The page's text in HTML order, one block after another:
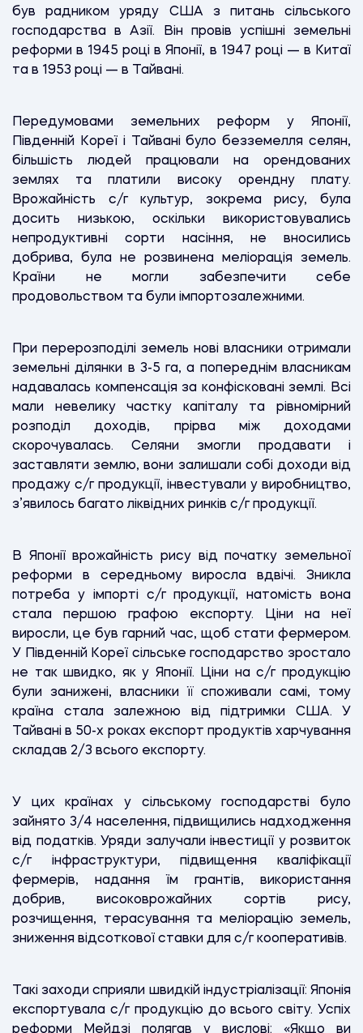
був радником уряду США з питань сільського
господарства в Азії. Він провів успішні земельні
реформи в 1945 році в Японії, в 1947 році — в Китаї
та в 1953 році — в Тайвані.
Передумовами земельних реформ у Японії,
Південній Кореї і Тайвані було безземелля селян,
більшість людей працювали на орендованих
землях та платили високу орендну плату.
Врожайність с/г культур, зокрема рису, була
досить низькою, оскільки використовувались
непродуктивні сорти насіння, не вносились
добрива, була не розвинена меліорація земель.
Країни не могли забезпечити себе
продовольством та були імпортозалежними.
При перерозподілі земель нові власники отримали
земельні ділянки в 3-5 га, а попереднім власникам
надавалась компенсація за конфісковані землі. Всі
мали невелику частку капіталу та рівномірний
розподіл доходів, прірва між доходами
скорочувалась. Селяни змогли продавати і
заставляти землю, вони залишали собі доходи від
продажу с/г продукції, інвестували у виробництво,
з’явилось багато ліквідних ринків с/г продукції.
В Японії врожайність рису від початку земельної
реформи в середньому виросла вдвічі. Зникла
потреба у імпорті с/г продукції, натомість вона
стала першою графою експорту. Ціни на неї
виросли, це був гарний час, щоб стати фермером.
У Південній Кореї сільське господарство зростало
не так швидко, як у Японії. Ціни на с/г продукцію
були занижені, власники її споживали самі, тому
країна стала залежною від підтримки США. У
Тайвані в 50-х роках експорт продуктів харчування
складав 2/3 всього експорту.
У цих країнах у сільському господарстві було
зайнято 3/4 населення, підвищились надходження
від податків. Уряди залучали інвестиції у розвиток
с/г інфраструктури, підвищення кваліфікації
фермерів, надання їм грантів, використання
добрив, високоврожайних сортів рису,
розчищення, терасування та меліорацію земель,
зниження відсоткової ставки для с/г кооперативів.
Такі заходи сприяли швидкій індустріалізації: Японія
експортувала с/г продукцію до всього світу. Успіх
реформи Мейдзі полягав у вислові: «Якщо ви